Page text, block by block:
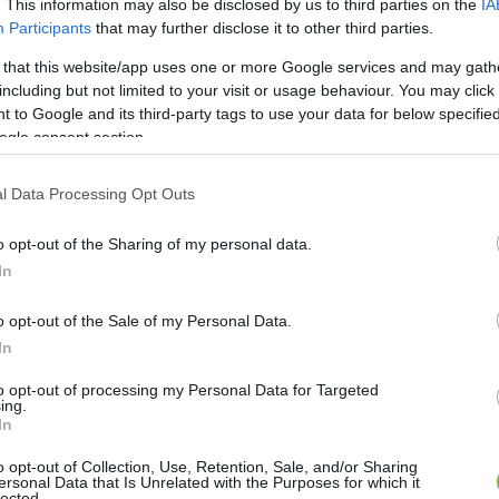
This information may also be disclosed by us to third parties on the
Participants that may further disclose it to other third parties.
that this website/app uses one or more Google services and may
but not limited to your visit or usage behaviour. You may
to Google and its third-party tags to use your data for below
consent section.
Data Processing Opt Outs
opt-out of the Sharing of my personal data.
opt-out of the Sale of my Personal Data.
opt-out of processing my Personal Data for Targeted
opt-out of Collection, Use, Retention, Sale, and/or Sharing
Data that Is Unrelated with the Purposes for which it
egy közepes edényben, amíg pépes állagú nem lesz.
zabot, és keverd jól össze.